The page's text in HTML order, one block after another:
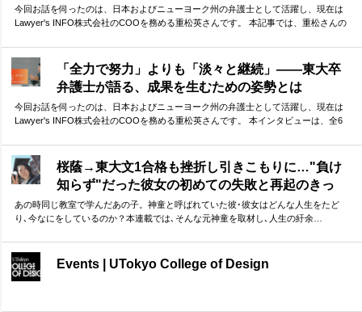
今回お話を伺ったのは、日本およびニューヨーク州の弁護士として活躍し、現在は
Lawyer's INFO株式会社のCOOを務める重松英さんです。 本記事では、重松さんの
方」から、今振り返ってわかる「東大を目指す本当の意味」まで。貴重なお話を伺
うことができました。「全力で努力」よりも「淡々と継続」——東大卒
弁護士が語る、成果を生むための姿勢とは
今回お話を伺ったのは、日本およびニューヨーク州の弁護士として活躍し、現在は
Lawyer's INFO株式会社のCOOを務める重松英さんです。 本インタビューは、全6
て振り返っていただきました。 ゴールから逆算して計画した上で、「全力で努力」
より「淡々と継続」 ーー実体験に基づく重松さんのお話は、受験勉強に励む方に多
くの示唆を与えてくれるはずです。
桜蔭→東大文1合格も挫折し引きこもりに…"負け
知らず"だった彼女の初めての失敗と再起のきっ
かけ
あの時同じ教室で学んだあの子。神童と呼ばれていた彼･彼女はどんな人生をたど
り､今なにをしているのか？本連載では､そんな元神童を取材し､人生の紆余…
Events | UTokyo College of Design